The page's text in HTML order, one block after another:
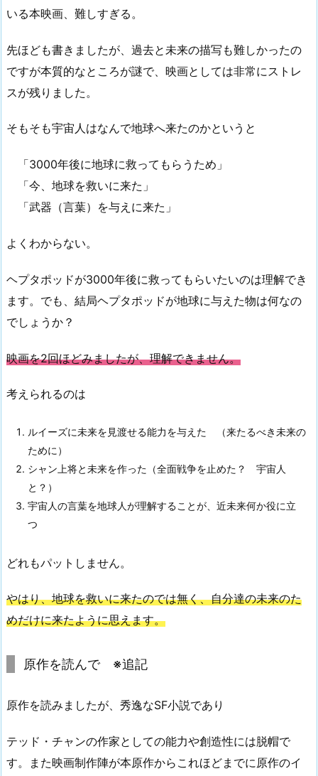
いる本映画、難しすぎる。
先ほども書きましたが、過去と未来の描写も難しかったの
ですが本質的なところが謎で、映画としては非常にストレ
スが残りました。
そもそも宇宙人はなんで地球へ来たのかというと
「3000年後に地球に救ってもらうため」
「今、地球を救いに来た」
「武器（言葉）を与えに来た」
よくわからない。
ヘプタポッドが3000年後に救ってもらいたいのは理解でき
ます。でも、結局ヘプタポッドが地球に与えた物は何なの
でしょうか？
映画を2回ほどみましたが、理解できません。
考えられるのは
ルイーズに未来を見渡せる能力を与えた （来たるべき未来の
ために）
シャン上将と未来を作った（全面戦争を止めた？ 宇宙人
と？）
宇宙人の言葉を地球人が理解することが、近未来何か役に立
つ
どれもパットしません。
やはり、地球を救いに来たのでは無く、自分達の未来のた
めだけに来たように思えます。
原作を読んで ※追記
原作を読みましたが、秀逸なSF小説であり
テッド・チャンの作家としての能力や創造性には脱帽で
す。また映画制作陣が本原作からこれほどまでに原作のイ